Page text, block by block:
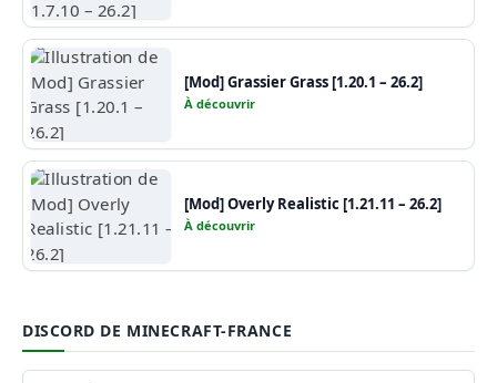
[Mod] Grassier Grass [1.20.1 – 26.2]
À découvrir
[Mod] Overly Realistic [1.21.11 – 26.2]
À découvrir
DISCORD DE MINECRAFT-FRANCE